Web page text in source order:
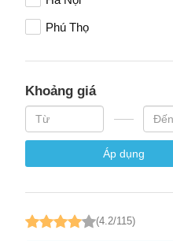
Phú Thọ
Khoảng giá
Áp dụng
(4.2/115)